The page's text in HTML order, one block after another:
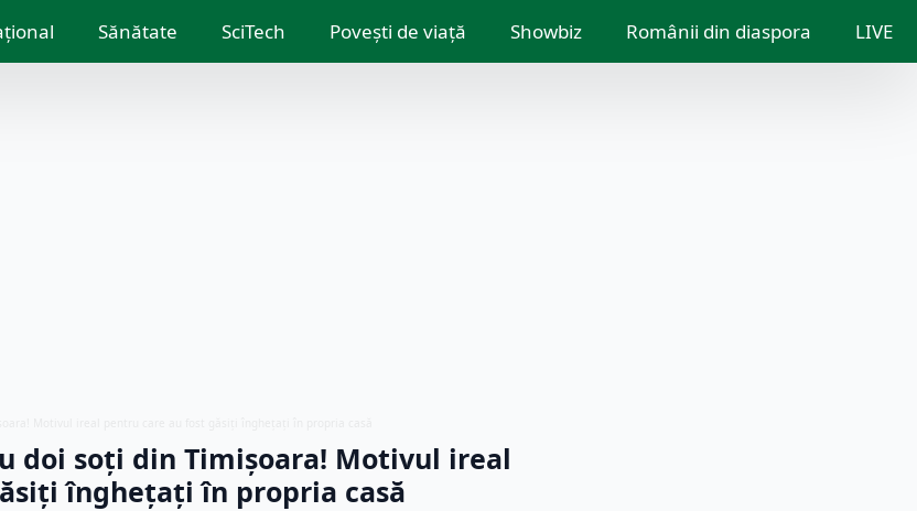
Sănătate SciTech Povești de viață Showbiz Românii din diaspora LIVE
doi soți din Timișoara! Motivul ireal
înghețați în propria casă